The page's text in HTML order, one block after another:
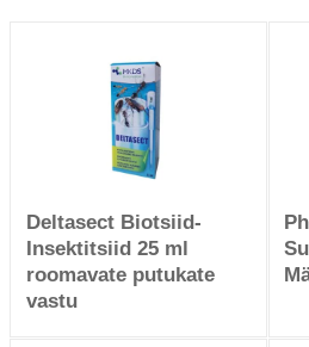
Deltasect Biotsiid-
Insektitsiid 25 ml
roomavate putukate
vastu